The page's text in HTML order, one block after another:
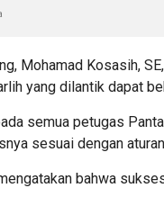
Mohamad Kosasih,
yang dilantik dapat
semua petugas
sesuai dengan
bahwa